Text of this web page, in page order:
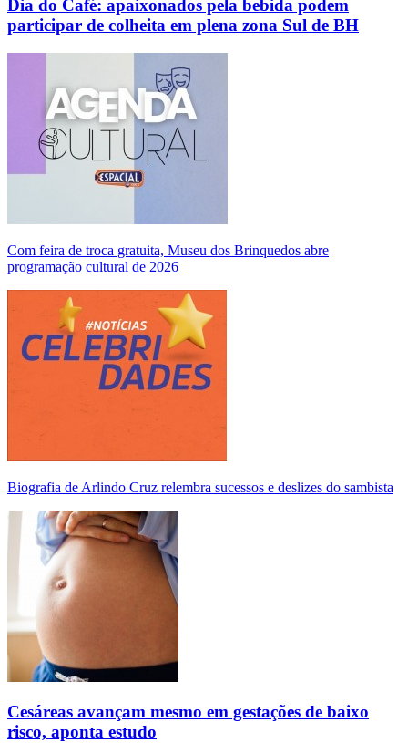
Dia do Café: apaixonados pela bebida podem
participar de colheita em plena zona Sul de BH
Com feira de troca gratuita, Museu dos Brinquedos abre
programação cultural de 2026
Biografia de Arlindo Cruz relembra sucessos e deslizes do sambista
Cesáreas avançam mesmo em gestações de baixo
risco, aponta estudo